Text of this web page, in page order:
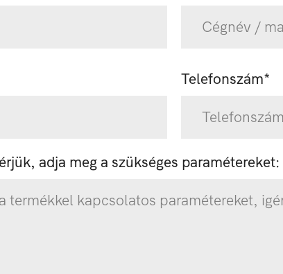
Telefonszám*
adja meg a szükséges paramétereket: